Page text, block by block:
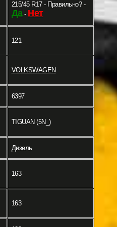
215/45 R17 - Правильно? -
Да- Нет
121
VOLKSWAGEN
6397
TIGUAN (5N_)
Дизель
163
163